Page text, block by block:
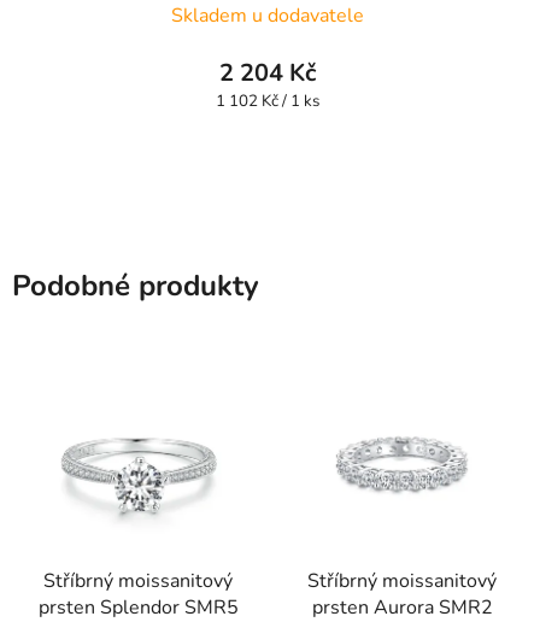
Skladem u dodavatele
2 204 Kč
Měrná
1 102 Kč / 1 ks
Podobné produkty
Stříbrný moissanitový
prsten Splendor SMR5
Stříbrný moissanitový
prsten Aurora SMR2